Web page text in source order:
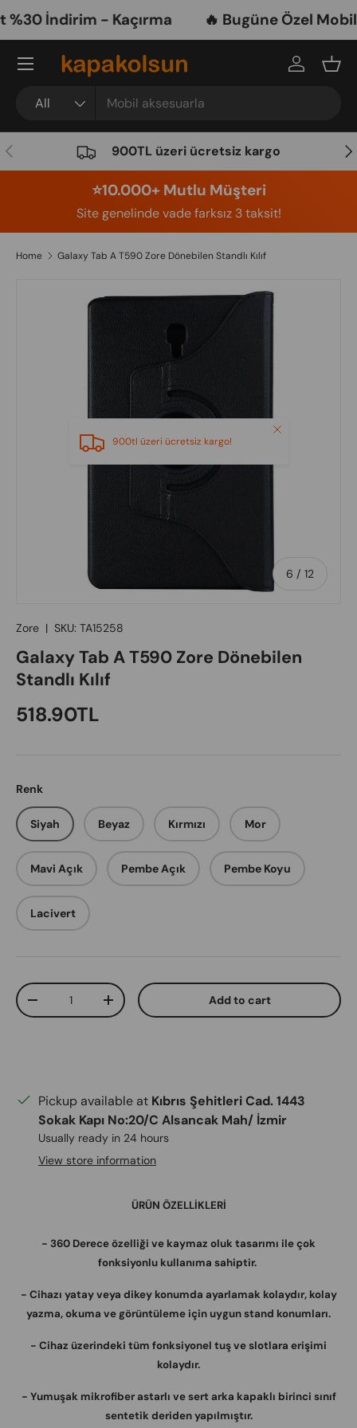
Skip to content
İndirim - Kaçırma 🔥 Bugüne Özel Mobil
All
Log in
Menu
Previous 900TL üzeri ücretsiz kargo
⭐️10.000+ Mutlu Müşteri
Site genelinde vade farksız 3 taksit!
Home Galaxy Tab A T590 Zore Dönebilen Standlı Kılıf
Skip to product information
6 / of
12
900tl üzeri ücretsiz kargo!
Close
Zore | SKU: TA15258
Galaxy Tab A T590 Zore Dönebilen
Standlı Kılıf
Regular price
518.90TL
Renk
Siyah Beyaz Kırmızı Mor
Mavi Açık Pembe Açık Pembe Koyu
Lacivert
Qty
Decrease quantityIncrease quantity Add to cart
Pickup available at Kıbrıs Şehitleri Cad. 1443
Sokak Kapı No:20/C Alsancak Mah/ İzmir
Usually ready in 24 hours
View store information
ÜRÜN ÖZELLİKLERİ
- 360 Derece özelliği ve kaymaz oluk tasarımı ile çok
fonksiyonlu kullanıma sahiptir.
- Cihazı yatay veya dikey konumda ayarlamak kolaydır, kolay
yazma, okuma ve görüntüleme için uygun stand konumları.
- Cihaz üzerindeki tüm fonksiyonel tuş ve slotlara erişimi
kolaydır.
- Yumuşak mikrofiber astarlı ve sert arka kapaklı birinci sınıf
sentetik deriden yapılmıştır.